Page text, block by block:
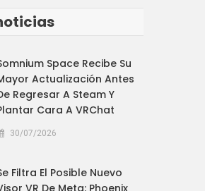
Space Recibe Su
Actualización Antes
Regresar A Steam Y
Cara A VRChat
30/07/2026
Filtra El Posible Nuevo
VR De Meta: Phoenix